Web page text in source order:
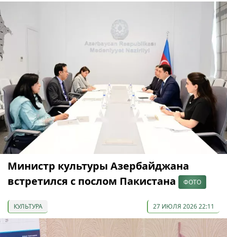
Министр культуры Азербайджана
встретился с послом Пакистана
ФОТО
КУЛЬТУРА 27 ИЮЛЯ 2026 22:11